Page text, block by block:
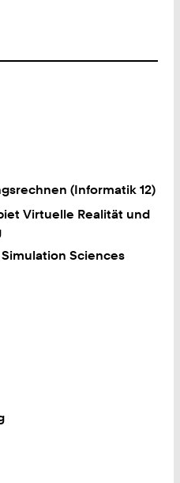
(Informatik 12)
Virtuelle Realität und
Sciences